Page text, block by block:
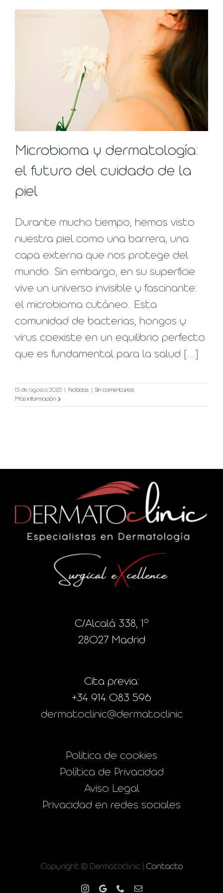
Microbioma y dermatología:
el futuro del cuidado de la
piel
Durante mucho tiempo, hemos visto
nuestra piel como una barrera, una
capa externa que nos protege del
mundo. Sin embargo, en su superficie
vive un universo invisible y fascinante:
el microbioma cutáneo. Esta
comunidad de bacterias, hongos y
virus coexiste en un equilibrio perfecto
que es fundamental para la salud [...]
15 de agosto 2025 Noticias
Sin comentarios
Más información
C/Alcalá 338, 1º
28027 Madrid
Cita previa:
+34 914 083 596
dermatoclinic@dermatoclinic
Politica de cookies
Política de Privacidad
Aviso Legal
Privacidad en redes sociales
Copyright © Dermatoclinic | Contacto
Instagram
Google PhoneCorreo